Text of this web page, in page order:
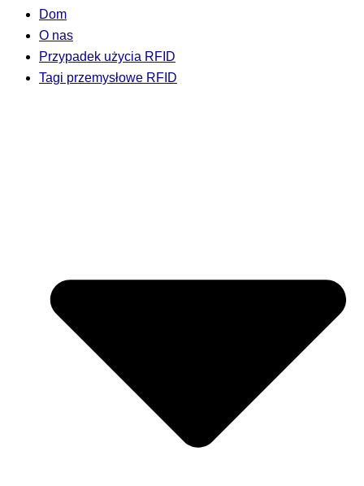
Dom
O nas
Przypadek użycia RFID
Tagi przemysłowe RFID